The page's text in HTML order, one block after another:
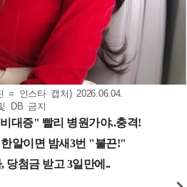
= 인스타 캡처) 2026.06.04.
DB 금지